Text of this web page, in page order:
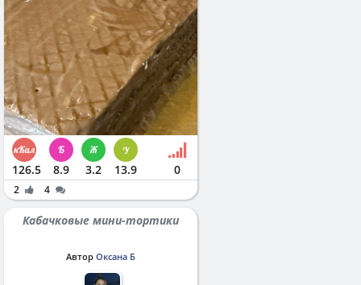
126.5 8.9 3.2 13.9 0
2 4
Кабачковые мини-тортики
Автор Оксана Б